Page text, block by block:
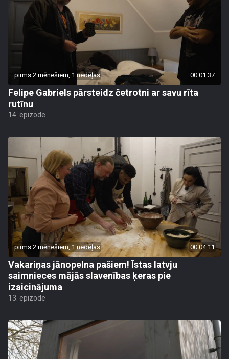
pirms 2 mēnešiem, 1 nedēļas 00:01:37
Felipe Gabriels pārsteidz četrotni ar savu rīta
rutīnu
14. epizode
pirms 2 mēnešiem, 1 nedēļas 00:04:11
Vakariņas jānopelna pašiem! Īstas latvju
saimnieces mājās slavenības ķeras pie
izaicinājuma
13. epizode